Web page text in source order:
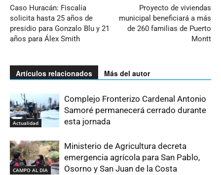
Caso Huracán: Fiscalía
solicita hasta 25 años de
presidio para Gonzalo Blu y 21
años para Álex Smith
Proyecto de viviendas
municipal beneficiará a más
de 260 familias de Puerto
Montt
Artículos relacionados Más del autor
Actualidad
Complejo Fronterizo Cardenal Antonio
Samoré permanecerá cerrado durante
esta jornada
CAMPO AL DIA
Ministerio de Agricultura decreta
emergencia agrícola para San Pablo,
Osorno y San Juan de la Costa